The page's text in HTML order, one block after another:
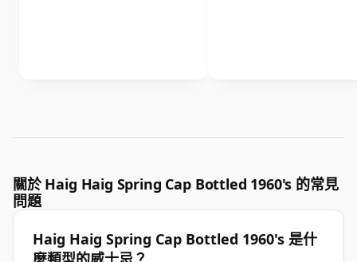
關於 Haig Haig Spring Cap Bottled 1960's 的常見
問題
Haig Haig Spring Cap Bottled 1960's 是什